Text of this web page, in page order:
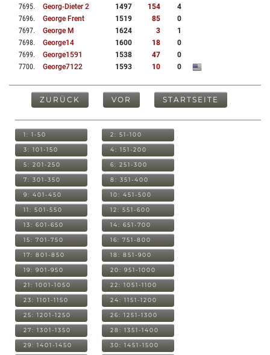
7695. Georg-Dieter 2 1497 154
4
7696. George Frent 1519 85
0
7697. George M 1624 3
1
7698. George14 1600 18
0
7699. George1591 1538 47
0
7700. George7122 1593 10 0
ZURÜCK VOR STARTSEITE
1: 1-50 2: 51-100
3: 101-150 4: 151-200
5: 201-250 6: 251-300
7: 301-350 8: 351-400
9: 401-450 10: 451-500
11: 501-550 12: 551-600
13: 601-650 14: 651-700
15: 701-750 16: 751-800
17: 801-850 18: 851-900
19: 901-950 20: 951-1000
21: 1001-1050 22: 1051-1100
23: 1101-1150 24: 1151-1200
25: 1201-1250 26: 1251-1300
27: 1301-1350 28: 1351-1400
29: 1401-1450 30: 1451-1500